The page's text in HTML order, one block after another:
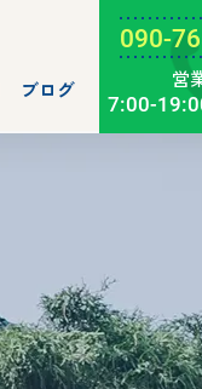
ブログ
090-
営
7:00-